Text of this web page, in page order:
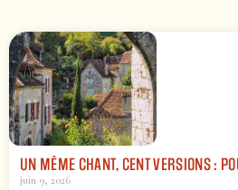
UN MÊME CHANT, CENT VERSIONS :
juin 9, 2026